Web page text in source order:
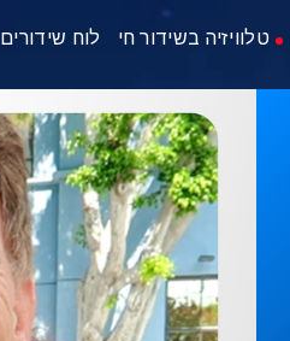
טלוויזיה בשידור חי לוח שידורים